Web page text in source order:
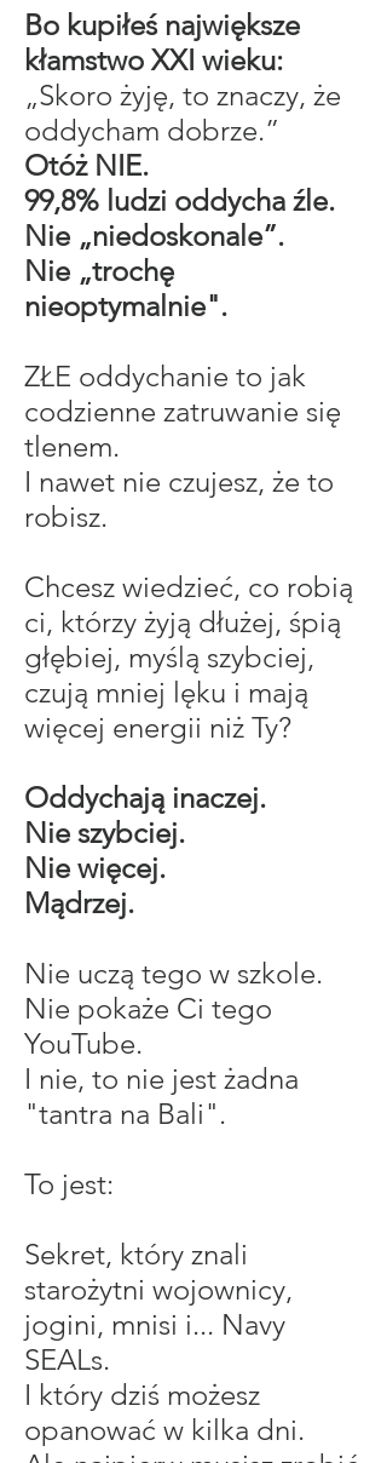
Bo kupiłeś największe
kłamstwo XXI wieku:
„Skoro żyję, to znaczy, że
oddycham dobrze.”
Otóż NIE.
99,8% ludzi oddycha źle.
Nie „niedoskonale”.
Nie „trochę
nieoptymalnie".
ZŁE oddychanie to jak
codzienne zatruwanie się
tlenem.
I nawet nie czujesz, że to
robisz.
Chcesz wiedzieć, co robią
ci, którzy żyją dłużej, śpią
głębiej, myślą szybciej,
czują mniej lęku i mają
więcej energii niż Ty?
Oddychają inaczej.
Nie szybciej.
Nie więcej.
Mądrzej.
Nie uczą tego w szkole.
Nie pokaże Ci tego
YouTube.
I nie, to nie jest żadna
"tantra na Bali".
To jest:
Sekret, który znali
starożytni wojownicy,
jogini, mnisi i... Navy
SEALs.
I który dziś możesz
opanować w kilka dni.